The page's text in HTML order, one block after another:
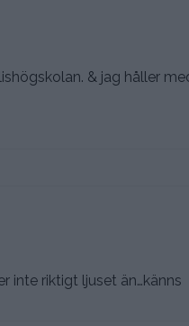
& jag håller
inte riktigt ljuset än…känns